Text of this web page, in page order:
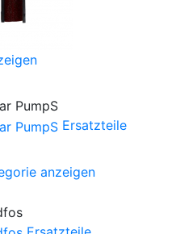
Ersatzteile
anzeigen